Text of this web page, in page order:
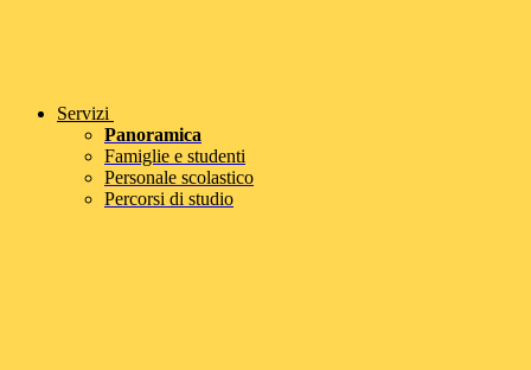
Servizi
Panoramica
Famiglie e studenti
Personale scolastico
Percorsi di studio